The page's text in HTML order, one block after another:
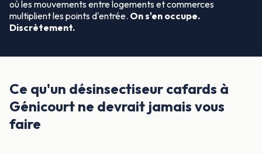
où les mouvements entre logements et commerces
multiplient les points d'entrée. On s'en occupe.
Discrètement.
Ce qu'un désinsectiseur cafards à
Génicourt ne devrait jamais vous
faire